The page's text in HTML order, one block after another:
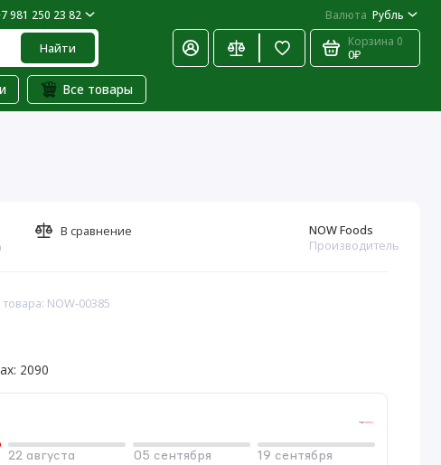
981 250 23 82 Валюта Рубль
Найти Корзина 0
0₽
Все товары
NOW-00385
NOW Foods
Производитель
2090
22 августа 05 сентября 19 сентября
В сравнение